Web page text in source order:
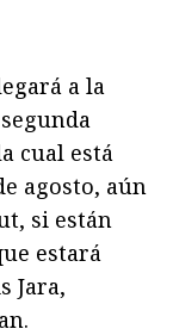
a la
cual está
agosto, aún
si están
estará
Jara,